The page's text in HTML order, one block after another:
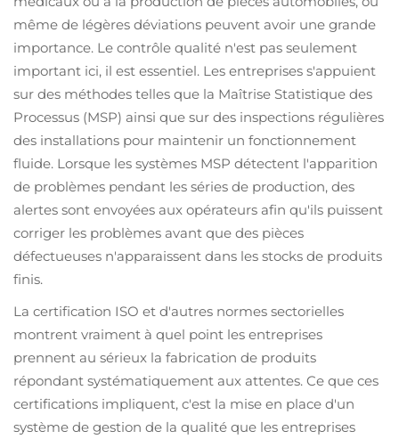
même de légères déviations peuvent avoir une grande
importance. Le contrôle qualité n'est pas seulement
important ici, il est essentiel. Les entreprises s'appuient
sur des méthodes telles que la Maîtrise Statistique des
Processus (MSP) ainsi que sur des inspections régulières
des installations pour maintenir un fonctionnement
fluide. Lorsque les systèmes MSP détectent l'apparition
de problèmes pendant les séries de production, des
alertes sont envoyées aux opérateurs afin qu'ils puissent
corriger les problèmes avant que des pièces
défectueuses n'apparaissent dans les stocks de produits
finis.
La certification ISO et d'autres normes sectorielles
montrent vraiment à quel point les entreprises
prennent au sérieux la fabrication de produits
répondant systématiquement aux attentes. Ce que ces
certifications impliquent, c'est la mise en place d'un
système de gestion de la qualité que les entreprises